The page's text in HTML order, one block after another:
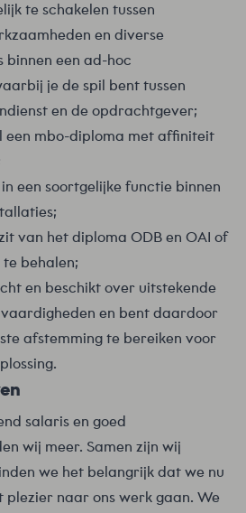
te schakelen tussen
en diverse
binnen een ad-hoc
je de spil bent tussen
en de opdrachtgever;
een mbo-diploma met affiniteit
een soortgelijke functie binnen
van het diploma ODB en OAI of
behalen;
en beschikt over uitstekende
en bent daardoor
afstemming te bereiken voor
salaris en goed
wij meer. Samen zijn wij
we het belangrijk dat we nu
plezier naar ons werk gaan. We